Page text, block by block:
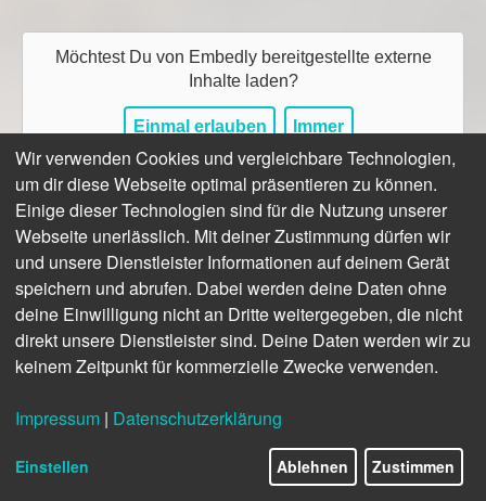
Möchtest Du von Embedlybereitgestellte externe
Inhalte laden?
Einmal erlauben Immer
Ein Volvo-RadladerL180E namens Uwe S. arbeitet
Hand in Hand mit seinem Kollegen Markus, einem
Volvo-Dumper A30D, in einem Dolomitwerk im
niedersächsischen Ührde. Klingt ungewöhnlich? Ist es
auch. Denn mit rund 30.000 Betriebsstunden unter der
Haube und fast 20 Jahren auf den Achsen sind diese
Volvo-Maschinen der Rump & Salzmann GmbH & Co.
KG echte „Oldies“.
Neu, neuer am neuesten war nie das Motto des
Traditionsbetriebs, der Produkte für Straßenbau,
Landwirtschaft und Stahl­industrie anbietet. Zur großen
Wir verwenden Cookies und vergleichbare Technologien,
um dir diese Webseite optimal präsentieren zu können.
Einige dieser Technologien sind für die Nutzung unserer
Webseite unerlässlich. Mit deiner Zustimmung dürfen wir
und unsere Dienstleister Informationen auf deinem Gerät
speichern und abrufen. Dabei werden deine Daten ohne
deine Einwilligung nicht an Dritte weitergegeben, die nicht
direkt unsere Dienstleister sind. Deine Daten werden wir zu
keinem Zeitpunkt für kommerzielle Zwecke verwenden.
Impressum | Datenschutzerklärung
Einstellen Ablehnen Zustimmen